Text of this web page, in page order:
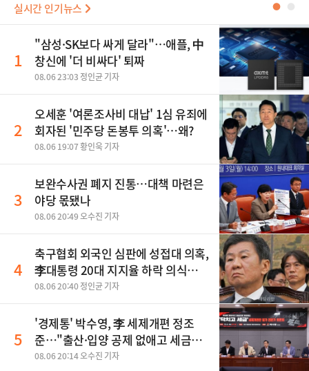
실시간 인기뉴스 ●
1
"삼성·SK보다 싸게 달라"…애플, 中
창신에 '더 비싸다' 퇴짜
08.06 23:03 정인균 기자
2
오세훈 '여론조사비 대납' 1심 유죄에
회자된 '민주당 돈봉투 의혹'…왜?
08.06 19:07 황인욱 기자
3
보완수사권 폐지 진통…대책 마련은
야당 몫됐나
08.06 20:49 오수진 기자
4
축구협회 외국인 심판에 성접대 의혹,
李대통령 20대 지지율 하락 의식했
나, 삼전닉스 올인은 금물, SK하이닉
민석 "과반 승리 가능성 99%" 등
08.06 20:40 정인균 기자
5
'경제통' 박수영, 李 세제개편 정조
준…"출산·입양 공제 없애고 세금폭
탄"
08.06 20:14 오수진 기자